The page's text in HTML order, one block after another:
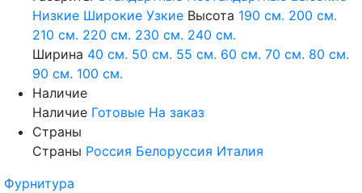
Низкие Широкие Узкие Высота 190 см. 200 см.
210 см. 220 см. 230 см. 240 см.
Ширина 40 см. 50 см. 55 см. 60 см. 70 см. 80 см.
90 см. 100 см.
Наличие
Наличие Готовые На заказ
Страны
Страны Россия Белоруссия Италия
Фурнитура